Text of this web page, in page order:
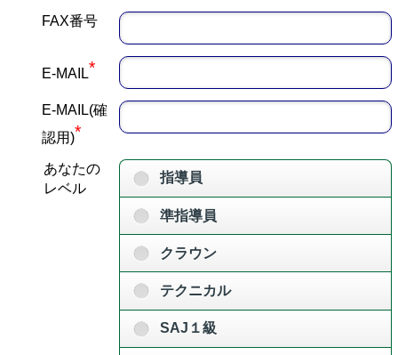
FAX番号
E-MAIL*
E-MAIL(確
認用)*
あなたの
レベル
指導員
準指導員
クラウン
テクニカル
SAJ１級